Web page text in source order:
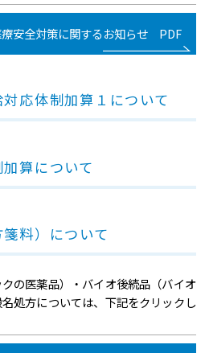
安全対策に関するお知らせ PDF
応体制加算１について
算について
料）について
の医薬品）・バイオ後続品（バイオ
処方については、下記をクリックし